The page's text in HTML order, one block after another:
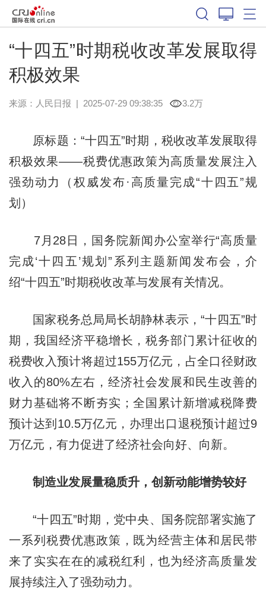
“十四五”时期税收改革发展取得
积极效果
来源： 人民日报 | 2025-07-29 09:38:35 3.2万
原标题：“十四五”时期，税收改革发展取得
积极效果——税费优惠政策为高质量发展注入
强劲动力（权威发布·高质量完成“十四五”规
划）
7月28日，国务院新闻办公室举行“高质量
完成‘十四五’规划”系列主题新闻发布会，介
绍“十四五”时期税收改革与发展有关情况。
国家税务总局局长胡静林表示，“十四五”时
期，我国经济平稳增长，税务部门累计征收的
税费收入预计将超过155万亿元，占全口径财政
收入的80%左右，经济社会发展和民生改善的
财力基础将不断夯实；全国累计新增减税降费
预计达到10.5万亿元，办理出口退税预计超过9
万亿元，有力促进了经济社会向好、向新。
制造业发展量稳质升，创新动能增势较好
“十四五”时期，党中央、国务院部署实施了
一系列税费优惠政策，既为经营主体和居民带
来了实实在在的减税红利，也为经济高质量发
展持续注入了强劲动力。